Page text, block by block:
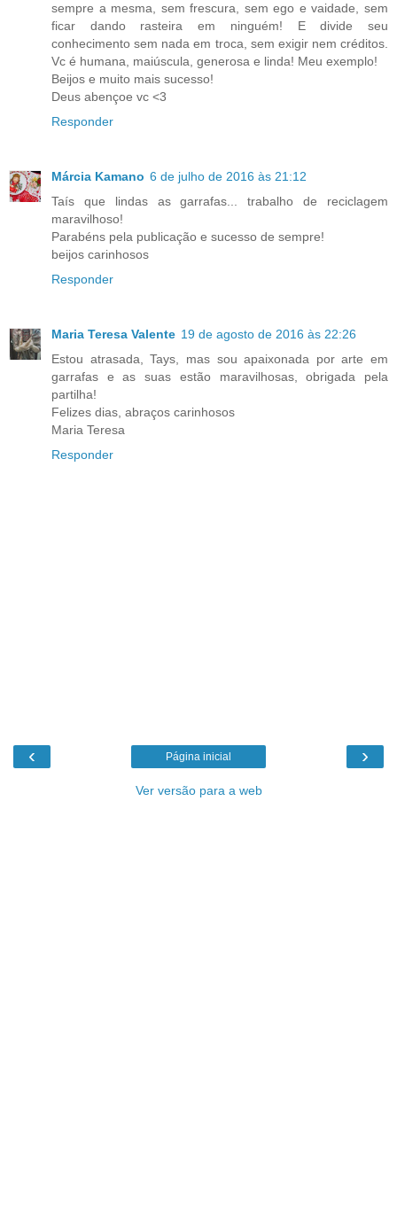
sempre a mesma, sem frescura, sem ego e vaidade, sem
ficar dando rasteira em ninguém! E divide seu
conhecimento sem nada em troca, sem exigir nem créditos.
Vc é humana, maiúscula, generosa e linda! Meu exemplo!
Beijos e muito mais sucesso!
Deus abençoe vc <3
Responder
Márcia Kamano 6 de julho de 2016 às 21:12
Taís que lindas as garrafas... trabalho de reciclagem
maravilhoso!
Parabéns pela publicação e sucesso de sempre!
beijos carinhosos
Responder
Maria Teresa Valente 19 de agosto de 2016 às 22:26
Estou atrasada, Tays, mas sou apaixonada por arte em
garrafas e as suas estão maravilhosas, obrigada pela
partilha!
Felizes dias, abraços carinhosos
Maria Teresa
Responder
‹ ›
Página inicial
Ver versão para a web